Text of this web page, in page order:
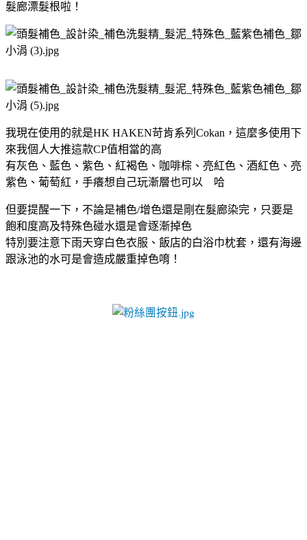
髮廊漂髮根啦！
我現在使用的就是HK HAKEN苛肯系列Cokan，這麼多使用下
來我個人大推這款CP值相當的高
有灰色、藍色、紫色、紅褐色、咖啡棕、亮紅色、酒紅色、亮
紫色、葡萄紅，手癢想自己玩漸層也可以 哈
但要提醒一下，不論是補色/增色還是剛在髮廊染完，只要是
飽和度高及特殊色碰水還是會逐漸掉色
特別要注意下雨天穿白色衣服、飯店的白浴巾枕套，還有海邊
跟泳池的水可是會造成嚴重掉色唷！